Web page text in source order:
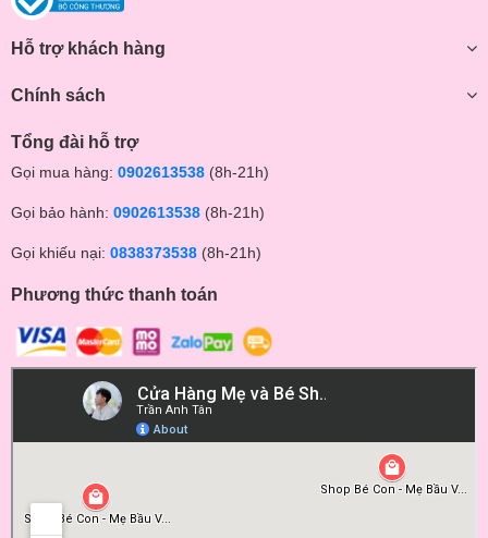
Hỗ trợ khách hàng
Chính sách
Tổng đài hỗ trợ
Gọi mua hàng: 0902613538 (8h-21h)
Gọi bảo hành: 0902613538 (8h-21h)
Gọi khiếu nại: 0838373538 (8h-21h)
Phương thức thanh toán